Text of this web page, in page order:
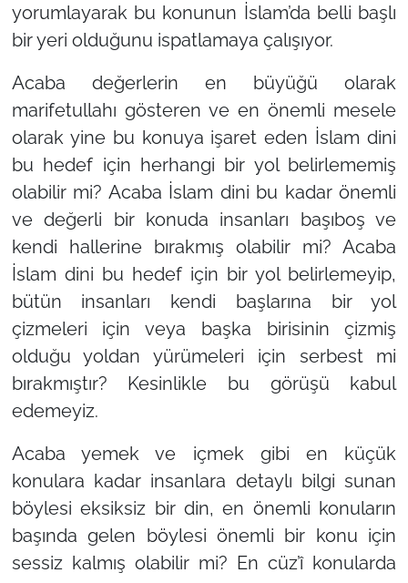
yorumlayarak bu konunun İslam’da belli başlı
bir yeri olduğunu ispatlamaya çalışıyor.
Acaba değerlerin en büyüğü olarak
marifetullahı gösteren ve en önemli mesele
olarak yine bu konuya işaret eden İslam dini
bu hedef için herhangi bir yol belirlememiş
olabilir mi? Acaba İslam dini bu kadar önemli
ve değerli bir konuda insanları başıboş ve
kendi hallerine bırakmış olabilir mi? Acaba
İslam dini bu hedef için bir yol belirlemeyip,
bütün insanları kendi başlarına bir yol
çizmeleri için veya başka birisinin çizmiş
olduğu yoldan yürümeleri için serbest mi
bırakmıştır? Kesinlikle bu görüşü kabul
edemeyiz.
Acaba yemek ve içmek gibi en küçük
konulara kadar insanlara detaylı bilgi sunan
böylesi eksiksiz bir din, en önemli konuların
başında gelen böylesi önemli bir konu için
sessiz kalmış olabilir mi? En cüz’î konularda